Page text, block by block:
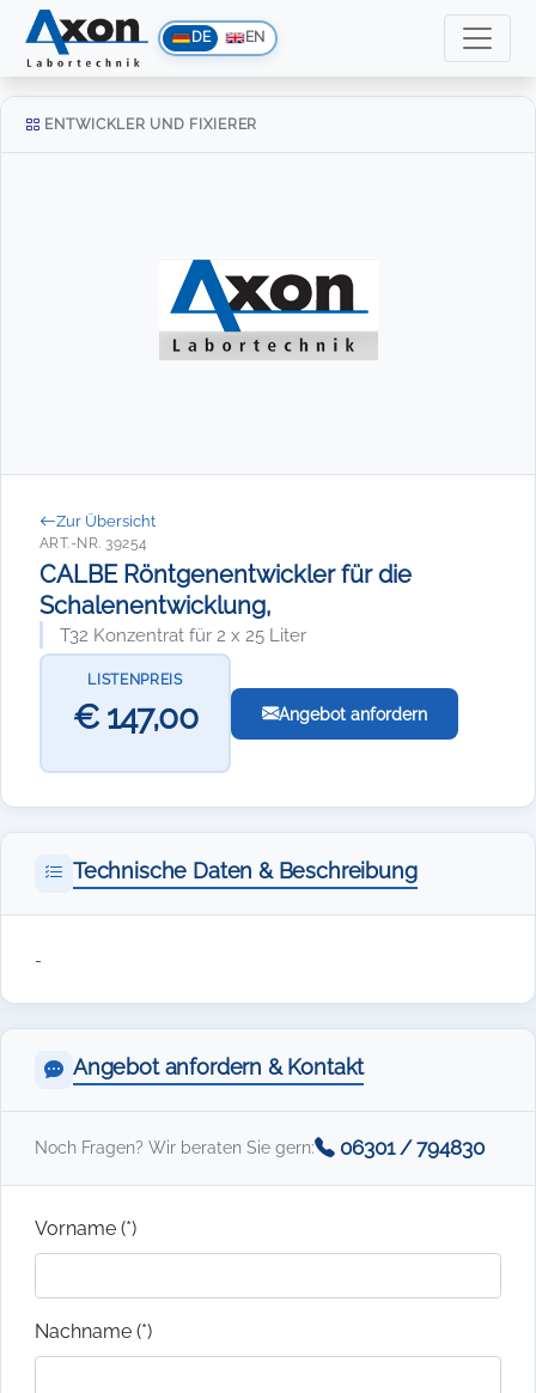
DE EN
ENTWICKLER UND FIXIERER
Zur Übersicht
ART.-NR. 39254
CALBE Röntgenentwickler für die
Schalenentwicklung,
T32 Konzentrat für 2 x 25 Liter
LISTENPREIS
€ 147,00 Angebot anfordern
Technische Daten & Beschreibung
-
Angebot anfordern & Kontakt
Noch Fragen? Wir beraten Sie gern: 06301 / 794830
Vorname (*)
Nachname (*)